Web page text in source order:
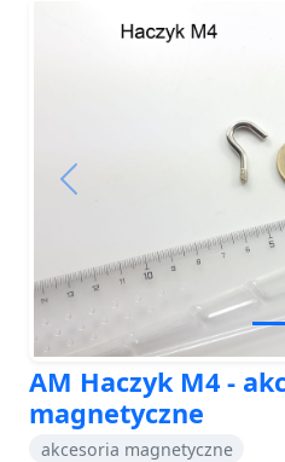
Previous
AM Haczyk M4 -
magnetyczne
akcesoria magnetyczne